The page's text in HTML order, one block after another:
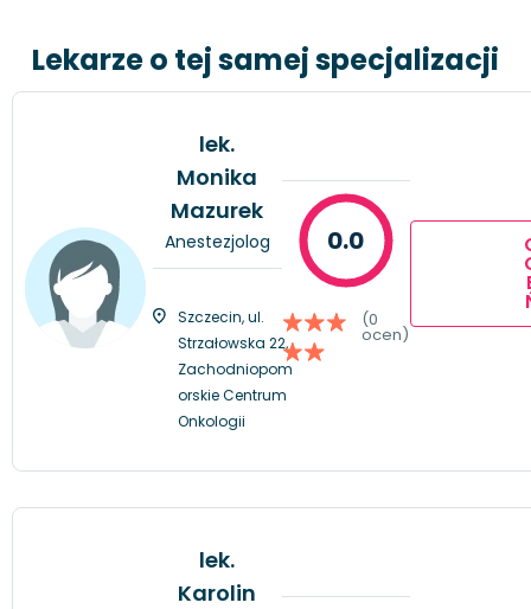
Lekarze o tej samej specjalizacji
lek.
Monika
Mazurek
Anestezjolog
Szczecin, ul.
Strzałowska 22,
Zachodniopom
orskie Centrum
Onkologii
0.0
(0
ocen)
lek.
Karolin